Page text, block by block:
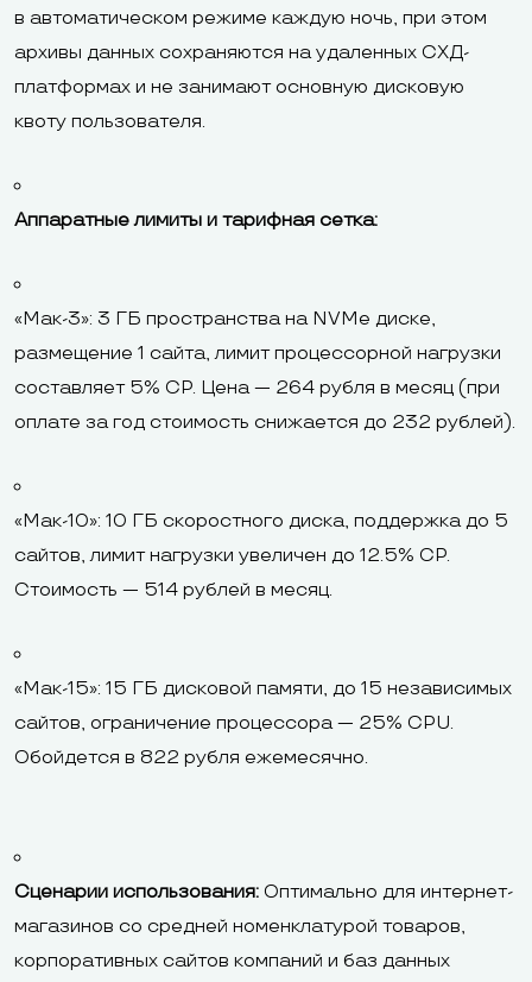
в автоматическом режиме каждую ночь, при этом
архивы данных сохраняются на удаленных СХД-
платформах и не занимают основную дисковую
квоту пользователя.
Аппаратные лимиты и тарифная сетка:
«Мак-3»: 3 ГБ пространства на NVMe диске,
размещение 1 сайта, лимит процессорной нагрузки
составляет 5% CP. Цена — 264 рубля в месяц (при
оплате за год стоимость снижается до 232 рублей).
«Мак-10»: 10 ГБ скоростного диска, поддержка до 5
сайтов, лимит нагрузки увеличен до 12.5% CP.
Стоимость — 514 рублей в месяц.
«Мак-15»: 15 ГБ дисковой памяти, до 15 независимых
сайтов, ограничение процессора — 25% CPU.
Обойдется в 822 рубля ежемесячно.
Сценарии использования: Оптимально для интернет-
магазинов со средней номенклатурой товаров,
корпоративных сайтов компаний и баз данных